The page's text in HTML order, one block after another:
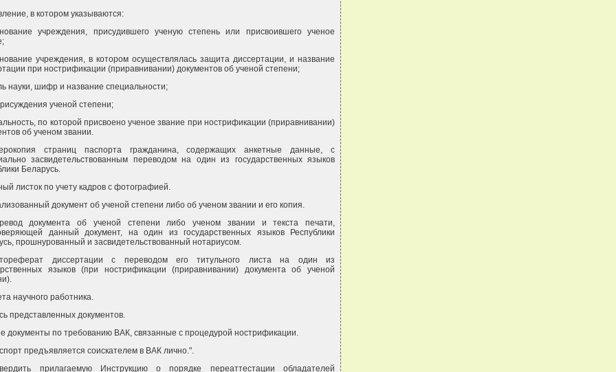
в котором указываются:
учреждения, присудившего ученую степень или присвоившего ученое
учреждения, в котором осуществлялась защита диссертации, и название
при нострификации (приравнивании) документов об ученой степени;
науки, шифр и название специальности;
ученой степени;
по которой присвоено ученое звание при нострификации (приравнивании)
об ученом звании.
страниц паспорта гражданина, содержащих анкетные данные, с
засвидетельствованным переводом на один из государственных языков
Беларусь.
листок по учету кадров с фотографией.
документ об ученой степени либо об ученом звании и его копия.
документа об ученой степени либо ученом звании и текста печати,
данный документ, на один из государственных языков Республики
прошнурованный и засвидетельствованный нотариусом.
диссертации с переводом его титульного листа на один из
языков (при нострификации (приравнивании) документа об ученой
научного работника.
представленных документов.
документы по требованию ВАК, связанные с процедурой нострификации.
предъявляется соискателем в ВАК лично.".
прилагаемую Инструкцию о порядке переаттестации обладателей